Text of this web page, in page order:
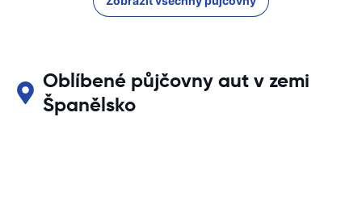
Oblíbené půjčovny aut v zemi
Španělsko